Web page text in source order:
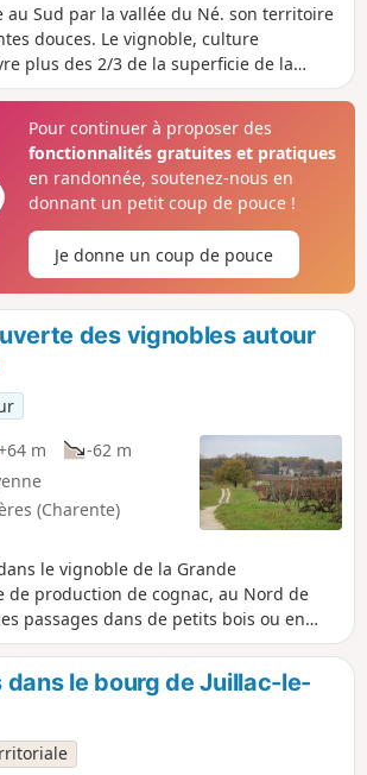
au Sud par la vallée du Né. son territoire
douces. Le vignoble, culture
plus des 2/3 de la superficie de la
d'excellentes et fines eaux-de-vie de
Pour continuer à proposer des
fonctionnalités gratuites et pratiques
en randonnée, soutenez-nous en
donnant un petit coup de pouce !
Je donne un coup de pouce
des vignobles autour
m
-62 m
(Charente)
le vignoble de la Grande
de production de cognac, au Nord de
passages dans de petits bois ou en
le parcours. Ce dernier est vallonné
constant du paysage. Le circuit
de s'intéresser au patrimoine bâti local
paroissiale Saint-Palais.
dans le bourg de Juillac-le-